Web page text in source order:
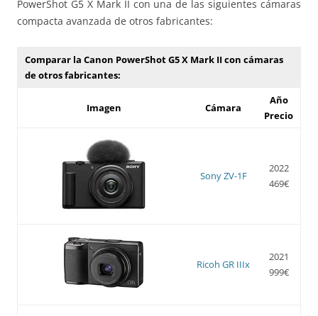
PowerShot G5 X Mark II con una de las siguientes cámaras
compacta avanzada de otros fabricantes:
Comparar la Canon PowerShot G5 X Mark II con cámaras
de otros fabricantes:
Imagen Cámara
Año
Precio
Sony ZV-1F
2022
469€
Ricoh GR IIIx
2021
999€